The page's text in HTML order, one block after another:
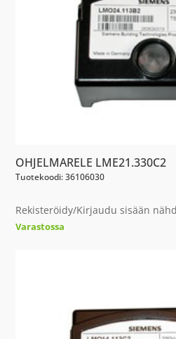
OHJELMARELE LME21.330C2
Tuotekoodi: 36106030
Rekisteröidy/Kirjaudu sisään
Varastossa